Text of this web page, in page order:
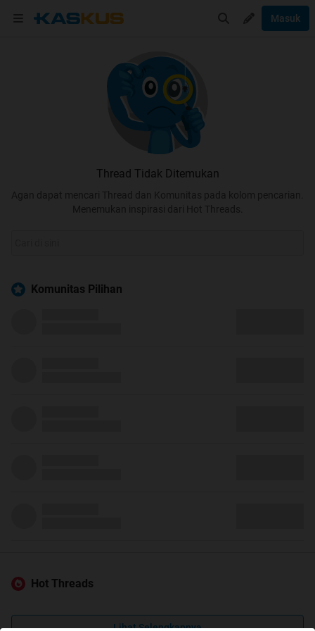
Masuk
Thread Tidak Ditemukan
Agan dapat mencari Thread dan Komunitas pada kolom pencarian.
Menemukan inspirasi dari Hot Threads.
Komunitas Pilihan
Hot Threads
Lihat Selengkapnya